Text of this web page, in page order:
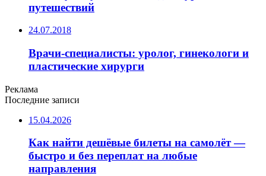
путешествий
24.07.2018
Врачи-специалисты: уролог, гинекологи и
пластические хирурги
Реклама
Последние записи
15.04.2026
Как найти дешёвые билеты на самолёт —
быстро и без переплат на любые
направления